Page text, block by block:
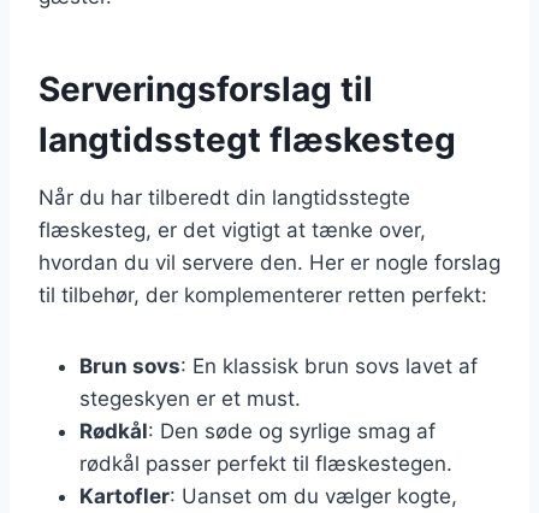
Serveringsforslag til
langtidsstegt flæskesteg
Når du har tilberedt din langtidsstegte
flæskesteg, er det vigtigt at tænke over,
hvordan du vil servere den. Her er nogle forslag
til tilbehør, der komplementerer retten perfekt:
Brun sovs: En klassisk brun sovs lavet af
stegeskyen er et must.
Rødkål: Den søde og syrlige smag af
rødkål passer perfekt til flæskestegen.
Kartofler: Uanset om du vælger kogte,